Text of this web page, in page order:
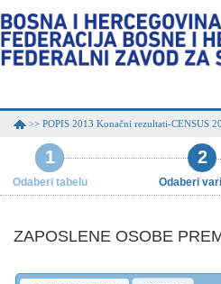
>> POPIS 2013 Konačni rezultati-CENSUS
1
Odaberi tabelu
2
Odaberi
ZAPOSLENE OSOBE